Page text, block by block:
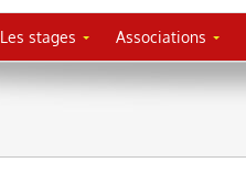
Les stages Associations